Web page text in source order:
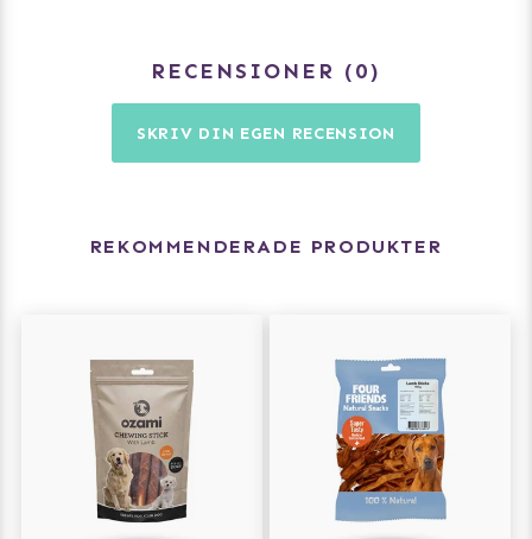
RECENSIONER 0
SKRIV DIN EGEN RECENSION
REKOMMENDERADE PRODUKTER